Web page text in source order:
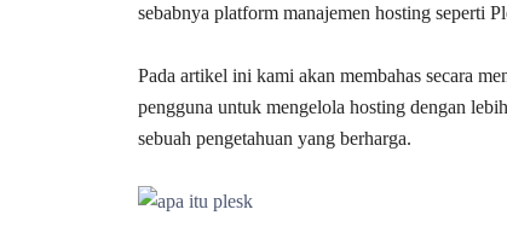
sebabnya platform manajemen hosting seperti
Pada artikel ini kami akan membahas secara
pengguna untuk mengelola hosting dengan
sebuah pengetahuan yang berharga.